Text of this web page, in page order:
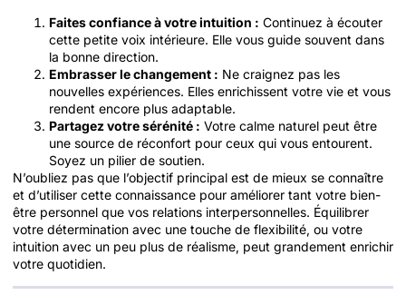
Faites confiance à votre intuition : Continuez à écouter
cette petite voix intérieure. Elle vous guide souvent dans
la bonne direction.
Embrasser le changement : Ne craignez pas les
nouvelles expériences. Elles enrichissent votre vie et vous
rendent encore plus adaptable.
Partagez votre sérénité : Votre calme naturel peut être
une source de réconfort pour ceux qui vous entourent.
Soyez un pilier de soutien.
N’oubliez pas que l’objectif principal est de mieux se connaître
et d’utiliser cette connaissance pour améliorer tant votre bien-
être personnel que vos relations interpersonnelles. Équilibrer
votre détermination avec une touche de flexibilité, ou votre
intuition avec un peu plus de réalisme, peut grandement enrichir
votre quotidien.